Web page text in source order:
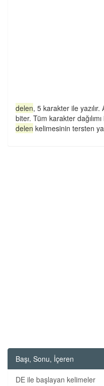
delen, 5 karakter ile
biter. Tüm karakter
delen kelimesinin tersten
Başı, Sonu, İçeren
DE ile başlayan kelimeler